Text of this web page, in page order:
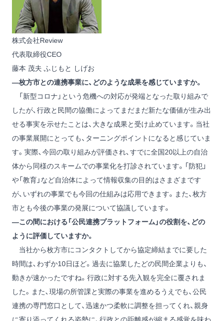
株式会社Review
代表取締役CEO
藤本 茂夫 ふじもと しげお
―枚方市との連携事業に、どのような成果を感じていますか。
「新型コロナ」という危機への対応が発端となった取り組みで
したが、行政と民間の協働によってまだまだ新たな価値が生み出
せる事実を示せたことは、大きな成果と受け止めています。当社
の事業展開にとっても、ターニングポイントになると感じていま
す。実際、今回の取り組みが評価され、すでに全国20以上の自治
体から同様のスキームでの事業化を打診されています。「防犯」
や「教育」など自治体によって情報収集の目的はさまざまです
が、いずれの事業でも今回の仕組みは応用できます。また、枚方
市とも今後の事業の発展について協議しています。
―この間における「公民連携プラットフォーム」の役割を、どの
ように評価していますか。
当社から枚方市にコンタクトしてから協定締結までに要した
時間は、わずか10日ほど。過去に協業したどの民間企業よりも、
動きが速かったですね。行政に対する先入観を完全に覆されま
した。また、現場の所管課と実際の事業を進めるうえでも、公民
連携の専門窓口として、迅速かつ柔軟に調整を担ってくれ、親身